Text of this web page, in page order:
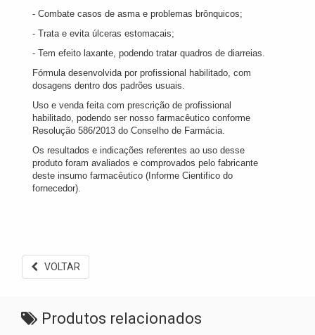
- Combate casos de asma e problemas brônquicos;
- Trata e evita úlceras estomacais;
- Tem efeito laxante, podendo tratar quadros de diarreias.
Fórmula desenvolvida por profissional habilitado, com
dosagens dentro dos padrões usuais.
Uso e venda feita com prescrição de profissional
habilitado, podendo ser nosso farmacêutico conforme
Resolução 586/2013 do Conselho de Farmácia.
Os resultados e indicações referentes ao uso desse
produto foram avaliados e comprovados pelo fabricante
deste insumo farmacêutico (Informe Cientifico do
fornecedor).
VOLTAR
Produtos relacionados